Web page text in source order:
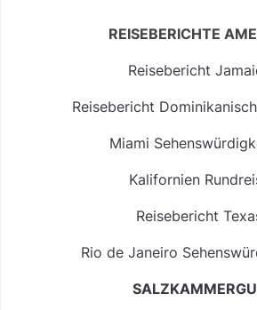
REISEBERICHTE
Reisebericht
Reisebericht
Miami
Kalifornien
Reisebericht
Rio de Janeiro